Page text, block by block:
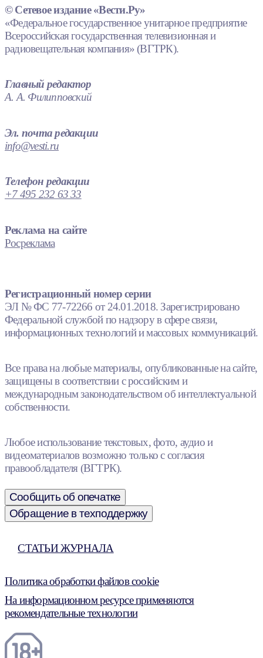
© Сетевое издание «Вести.Ру»
«Федеральное государственное унитарное предприятие
Всероссийская государственная телевизионная и
радиовещательная компания» (ВГТРК).
Главный редактор
А. А. Филипповский
Эл. почта редакции
info@vesti.ru
Телефон редакции
+7 495 232 63 33
Реклама на сайте
Росреклама
Регистрационный номер серии
ЭЛ № ФС 77-72266 от 24.01.2018. Зарегистрировано
Федеральной службой по надзору в сфере связи,
информационных технологий и массовых коммуникаций.
Все права на любые материалы, опубликованные на сайте,
защищены в соответствии с российским и
международным законодательством об интеллектуальной
собственности.
Любое использование текстовых, фото, аудио и
видеоматериалов возможно только с согласия
правообладателя (ВГТРК).
Сообщить об опечатке
Обращение в техподдержку
СТАТЬИ ЖУРНАЛА
Политика обработки файлов cookie
На информационном ресурсе применяются
рекомендательные технологии